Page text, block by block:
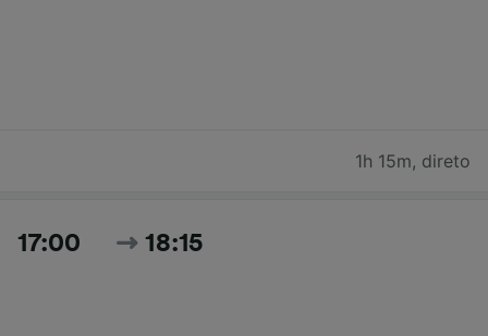
1h 15m, direto
17:00 18:15